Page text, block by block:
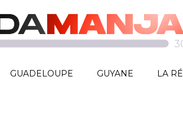
GUADELOUPE GUYANE LA